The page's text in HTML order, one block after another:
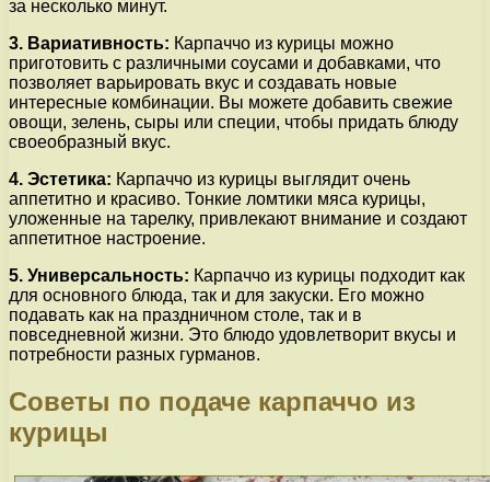
за несколько минут.
3. Вариативность: Карпаччо из курицы можно
приготовить с различными соусами и добавками, что
позволяет варьировать вкус и создавать новые
интересные комбинации. Вы можете добавить свежие
овощи, зелень, сыры или специи, чтобы придать блюду
своеобразный вкус.
4. Эстетика: Карпаччо из курицы выглядит очень
аппетитно и красиво. Тонкие ломтики мяса курицы,
уложенные на тарелку, привлекают внимание и создают
аппетитное настроение.
5. Универсальность: Карпаччо из курицы подходит как
для основного блюда, так и для закуски. Его можно
подавать как на праздничном столе, так и в
повседневной жизни. Это блюдо удовлетворит вкусы и
потребности разных гурманов.
Советы по подаче карпаччо из
курицы